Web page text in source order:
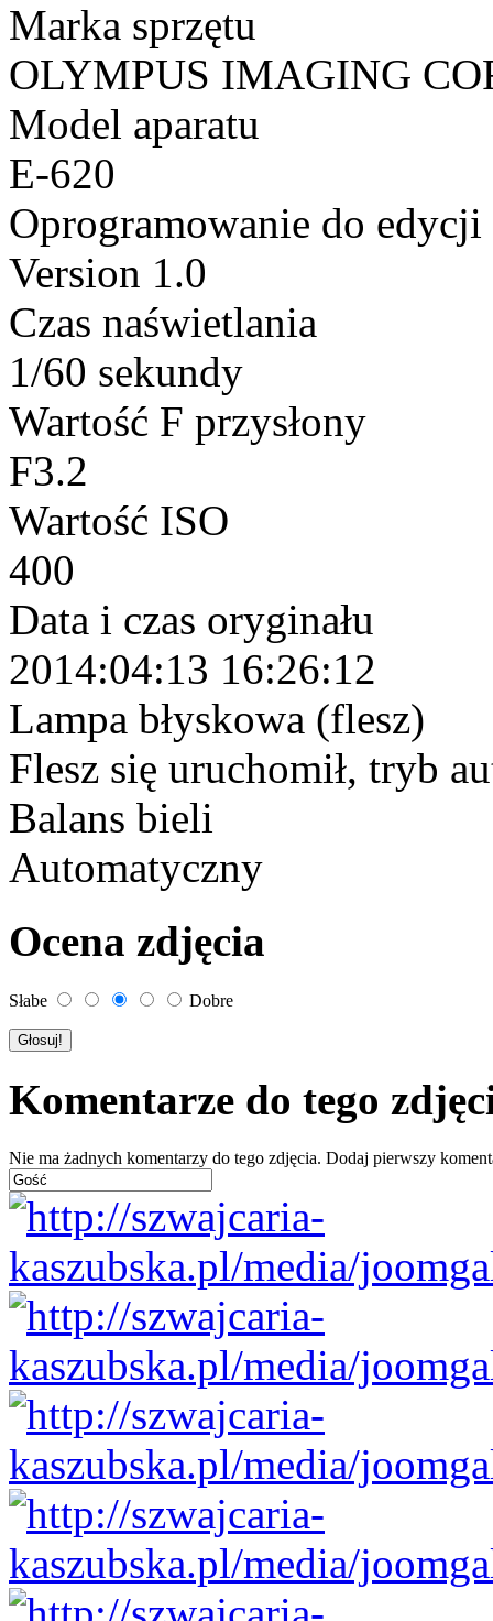
Marka sprzętu
OLYMPUS IMAGING
Model aparatu
E-620
Oprogramowanie do edycji
Version 1.0
Czas naświetlania
1/60 sekundy
Wartość F przysłony
F3.2
Wartość ISO
400
Data i czas oryginału
2014:04:13 16:26:12
Lampa błyskowa (flesz)
Flesz się uruchomił, tryb
Balans bieli
Automatyczny
Ocena zdjęcia
Słabe Dobre
Komentarze do tego
Nie ma żadnych komentarzy do tego zdjęcia. Dodaj pierwszy